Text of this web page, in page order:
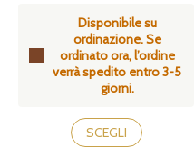
Disponibile su
ordinazione. Se
ordinato ora, l’ordine
verrà spedito entro 3-5
giorni.
prezzo:
da
49,90€
a
55,90€
SCEGLI
Questo
prodotto
ha